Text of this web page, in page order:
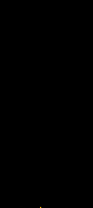
ลิกเจ้าชู้ แม้ว่า
วน้อยๆ ที่จะ
ออกเทปได้
ให้บำเรอ